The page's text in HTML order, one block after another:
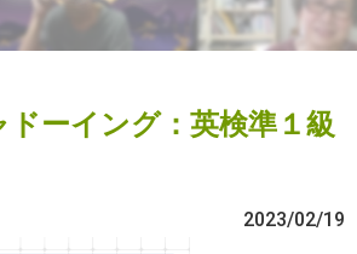
ドーイング：英検準１級
2023/02/19